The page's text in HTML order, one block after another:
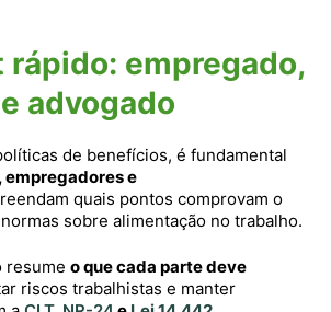
rápido: empregado,
advogado
de benefícios, é fundamental
empregadores e
quais pontos comprovam o
sobre alimentação no trabalho.
resume o que cada parte deve
riscos trabalhistas e manter